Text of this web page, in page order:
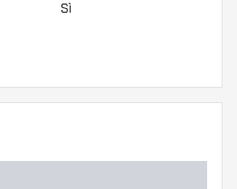
Successivo a iOS7
successivo, iPad: iPad 3 o
Smart TV
Sì